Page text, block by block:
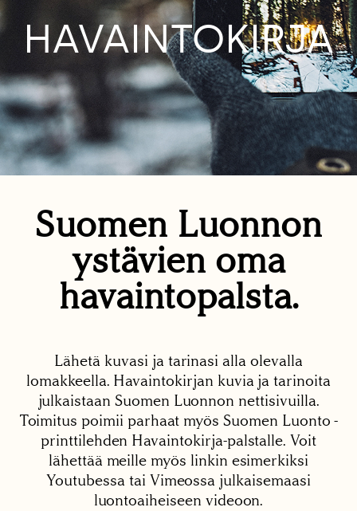
HAVAINTOKIRJA
Suomen Luonnon
ystävien oma
havaintopalsta.
Lähetä kuvasi ja tarinasi alla olevalla
lomakkeella. Havaintokirjan kuvia ja tarinoita
julkaistaan Suomen Luonnon nettisivuilla.
Toimitus poimii parhaat myös Suomen Luonto -
printtilehden Havaintokirja-palstalle. Voit
lähettää meille myös linkin esimerkiksi
Youtubessa tai Vimeossa julkaisemaasi
luontoaiheiseen videoon.